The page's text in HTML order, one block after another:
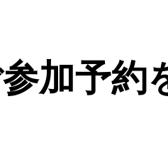
加予約